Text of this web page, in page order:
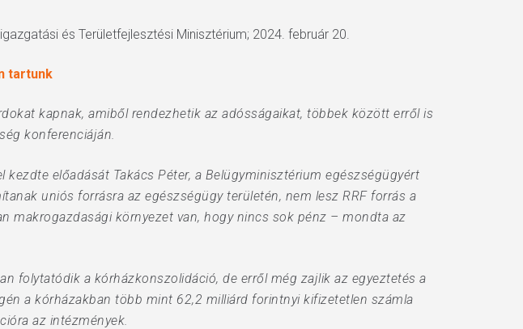
és Területfejlesztési Minisztérium; 2024. február 20.
tartunk
kapnak, amiből rendezhetik az adósságaikat, többek között erről is
konferenciáján.
előadását Takács Péter, a Belügyminisztérium egészségügyért
uniós forrásra az egészségügy területén, nem lesz RRF forrás a
makrogazdasági környezet van, hogy nincs sok pénz – mondta az
folytatódik a kórházkonszolidáció, de erről még zajlik az egyeztetés a
a kórházakban több mint 62,2 milliárd forintnyi kifizetetlen számla
az intézmények.